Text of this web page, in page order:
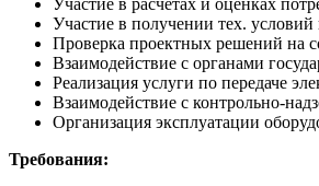
Участие в расчетах и оценках
Участие в получении тех. условий
Проверка проектных решений на
Взаимодействие с органами
Реализация услуги по передаче
Взаимодействие с контрольно-
Организация эксплуатации
Требования: